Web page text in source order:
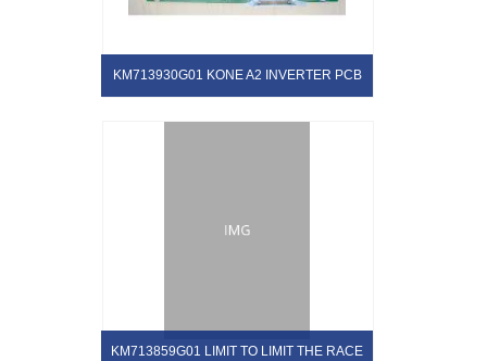
KM713930G01 KONE A2 INVERTER PCB
KM713859G01 LIMIT TO LIMIT THE RACE